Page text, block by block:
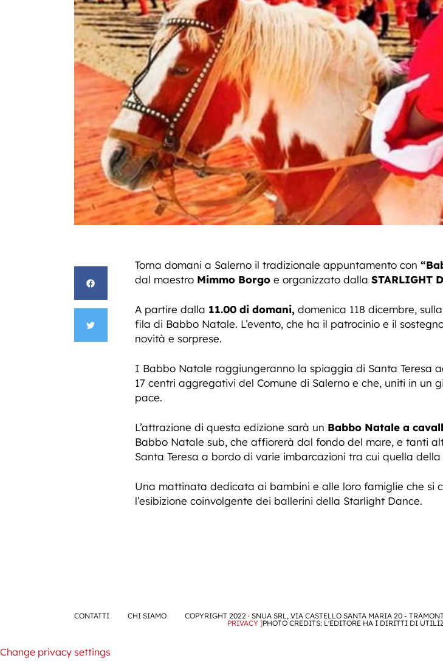
Torna domani a Salerno il tradizionale appuntamento con
dal maestro Mimmo Borgo e organizzato dalla STARLIGHT
A partire dalla 11.00 di domani, domenica 118 dicembre, sulla
fila di Babbo Natale. L’evento, che ha il patrocinio e il
novità e sorprese.
I Babbo Natale raggiungeranno la spiaggia di Santa Teresa
17 centri aggregativi del Comune di Salerno e che, uniti in
pace.
L’attrazione di questa edizione sarà un Babbo Natale a
Babbo Natale sub, che affiorerà dal fondo del mare, e tanti
Santa Teresa a bordo di varie imbarcazioni tra cui quella
Una mattinata dedicata ai bambini e alle loro famiglie che si
l’esibizione coinvolgente dei ballerini della Starlight Dance.
CONTATTI CHI SIAMO COPYRIGHT 2022 · SNUA SRL, VIA CASTELLO SANTA MARIA 20 -
PRIVACY ]PHOTO CREDITS: L'EDITORE HA I DIRITTI DI
Change privacy settings